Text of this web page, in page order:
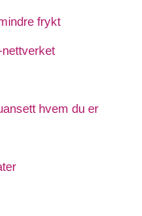
frykt
hvem du er